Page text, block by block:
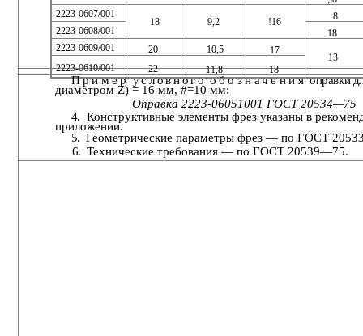
2223-0607/001
18 9,2 !16
8
2223-0608/001
18
2223-0609/001
20 10,5 17
13
2223-0610/001
22 11,8 18
Пример условного обозначения оправки
диаметром Z) = 16 мм, #=10 мм:
Оправка 2223-06051001 ГОСТ 20534—75
4. Конструктивные элементы фрез указаны в
приложении.
5. Геометрические параметры фрез — по ГОСТ
6. Технические требования — по ГОСТ 20539—75.